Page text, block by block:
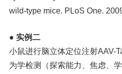
wild-type mice. PLoS One.
● 实例二
小鼠进行脑立体定位注射AAV-
为学检测（探索能力、焦虑、